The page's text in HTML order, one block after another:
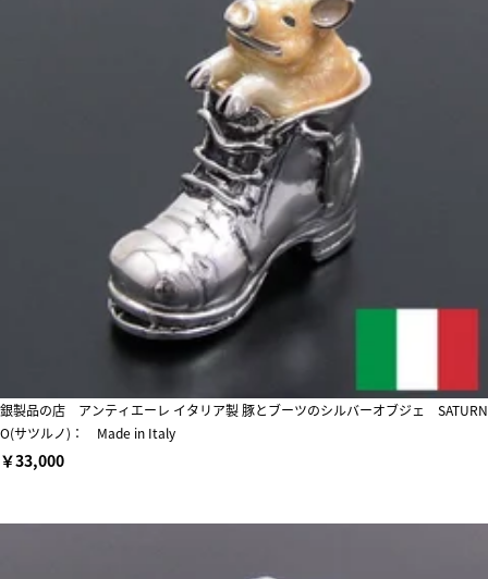
銀製品の店 アンティエーレ イタリア製 豚とブーツのシルバーオブジェ SATURN
O(サツルノ)： Made in Italy
￥33,000